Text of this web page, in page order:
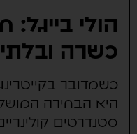
הולי בייגל:
כשרה
כשמדובר בקייטרינג
היא הבחירה
סטנדרטים